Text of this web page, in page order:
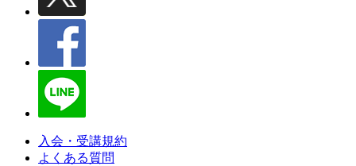
入会・受講規約
よくある質問